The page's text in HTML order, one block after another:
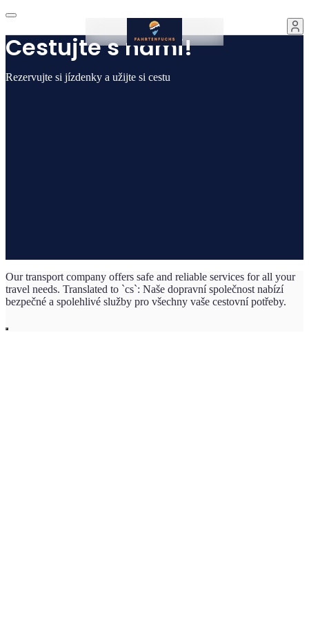
Cestujte s námi!
Rezervujte si jízdenky a užijte si cestu
Our transport company offers safe and reliable services for all your
travel needs. Translated to `cs`: Naše dopravní společnost nabízí
bezpečné a spolehlivé služby pro všechny vaše cestovní potřeby.